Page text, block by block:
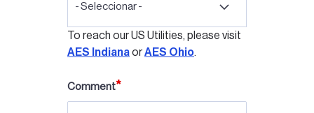
- Seleccionar -
To reach our US Utilities, please visit
AES IndianaorAES Ohio.
Comment